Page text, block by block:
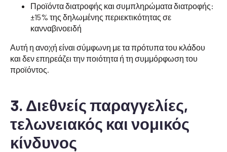
Προϊόντα διατροφής και συμπληρώματα διατροφής:
±15% της δηλωμένης περιεκτικότητας σε
κανναβινοειδή
Αυτή η ανοχή είναι σύμφωνη με τα πρότυπα του κλάδου
και δεν επηρεάζει την ποιότητα ή τη συμμόρφωση του
προϊόντος.
3. Διεθνείς παραγγελίες,
τελωνειακός και νομικός
κίνδυνος